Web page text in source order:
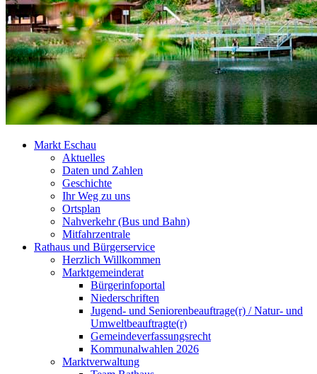
Markt Eschau
Aktuelles
Daten und Zahlen
Geschichte
Ihr Weg zu uns
Ortsplan
Nahverkehr (Bus und Bahn)
Mitfahrzentrale
Rathaus und Bürgerservice
Herzlich Willkommen
Marktgemeinderat
Bürgerinfoportal
Niederschriften
Jugend- und Seniorenbeauftrage(r) / Natur- und
Umweltbeauftragte(r)
Gemeindeverfassungsrecht
Kommunalwahlen 2026
Marktverwaltung